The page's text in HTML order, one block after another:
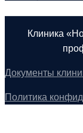
Клиника
Документы
Политика